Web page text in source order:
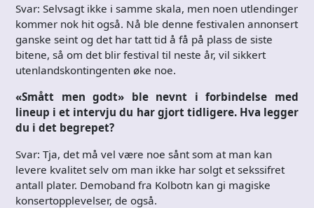
Svar: Selvsagt ikke i samme skala, men noen utlendinger
kommer nok hit også. Nå ble denne festivalen annonsert
ganske seint og det har tatt tid å få på plass de siste
bitene, så om det blir festival til neste år, vil sikkert
utenlandskontingenten øke noe.
«Smått men godt» ble nevnt i forbindelse med
lineup i et intervju du har gjort tidligere. Hva legger
du i det begrepet?
Svar: Tja, det må vel være noe sånt som at man kan
levere kvalitet selv om man ikke har solgt et sekssifret
antall plater. Demoband fra Kolbotn kan gi magiske
konsertopplevelser, de også.